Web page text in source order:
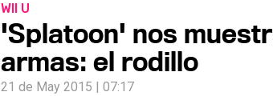
WII U
'Splatoon' nos
armas: el rodillo
21 de May 2015 | 07:17